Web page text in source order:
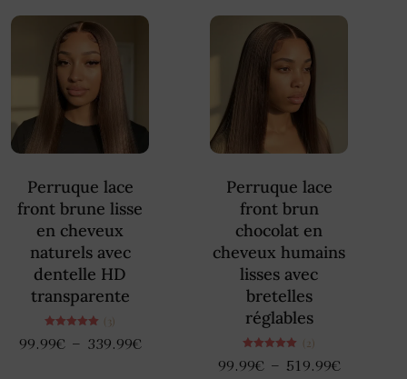
Perruque lace
front brune lisse
en cheveux
naturels avec
dentelle HD
transparente
5.00
(3)
99.99€ – 339.99€
Perruque lace
front brun
chocolat en
cheveux humains
lisses avec
bretelles
réglables
5.00
(2)
99.99€ – 519.99€